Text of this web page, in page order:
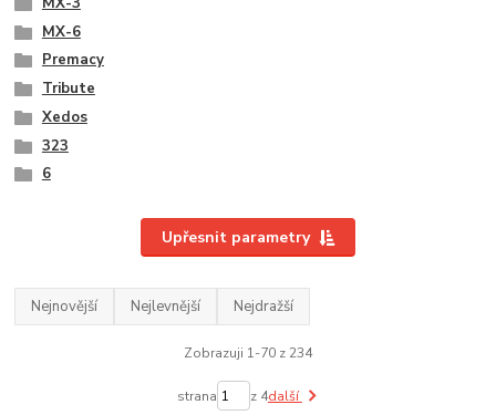
MX-6
Premacy
Tribute
Xedos
323
6
Upřesnit parametry
Nejnovější Nejlevnější Nejdražší
Zobrazuji 1-70 z 234
strana z 4další